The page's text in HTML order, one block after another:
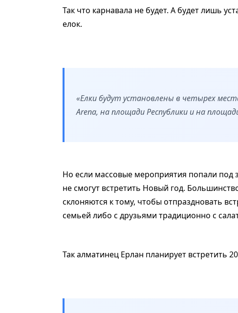
Так что карнавала не будет. А будет лишь
елок.
«Елки будут установлены в четырех
Arena, на площади Республики и на
Но если массовые мероприятия попали под
не смогут встретить Новый год.
склоняются к тому, чтобы отпраздновать
семьей либо с друзьями традиционно с
Так алматинец Ерлан планирует встретить